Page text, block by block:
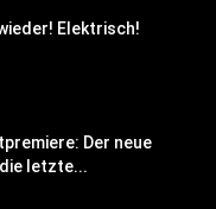
Elektrisch!
Der neue
letzte...